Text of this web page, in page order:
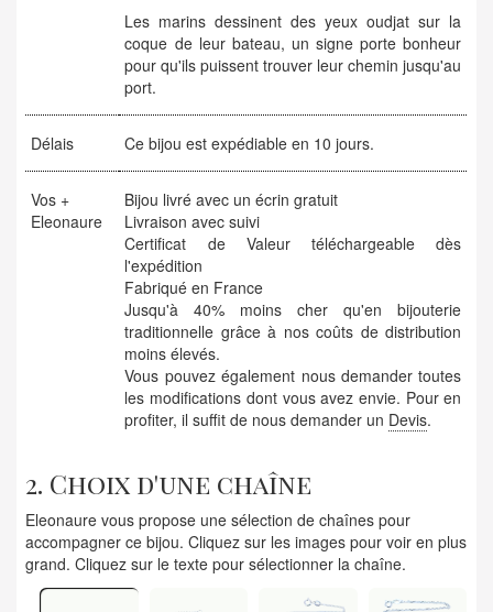
Les marins dessinent des yeux oudjat sur la
coque de leur bateau, un signe porte bonheur
pour qu'ils puissent trouver leur chemin jusqu'au
port.
Délais Ce bijou est expédiable en 10 jours.
Vos +
Eleonaure
Bijou livré avec un écrin gratuit
Livraison avec suivi
Certificat de Valeur téléchargeable dès
l'expédition
Fabriqué en France
Jusqu'à 40% moins cher qu'en bijouterie
traditionnelle grâce à nos coûts de distribution
moins élevés.
Vous pouvez également nous demander toutes
les modifications dont vous avez envie. Pour en
profiter, il suffit de nous demander un Devis.
2. Choix d'une chaîne
Eleonaure vous propose une sélection de chaînes pour
accompagner ce bijou. Cliquez sur les images pour voir en plus
grand. Cliquez sur le texte pour sélectionner la chaîne.